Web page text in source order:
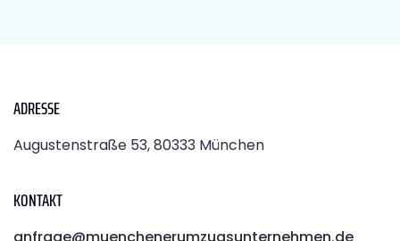
ADRESSE
Augustenstraße 53, 80333 München
KONTAKT